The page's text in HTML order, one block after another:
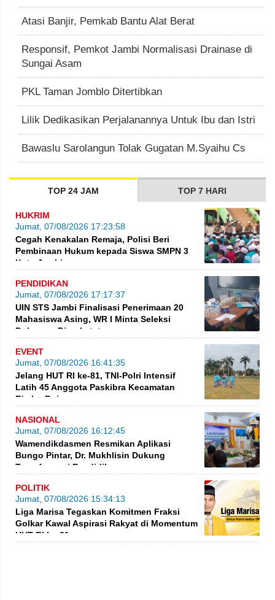
Atasi Banjir, Pemkab Bantu Alat Berat
Responsif, Pemkot Jambi Normalisasi Drainase di
Sungai Asam
PKL Taman Jomblo Ditertibkan
Lilik Dedikasikan Perjalanannya Untuk Ibu dan Istri
Bawaslu Sarolangun Tolak Gugatan M.Syaihu Cs
TOP 24 JAM TOP 7 HARI
HUKRIM
Jumat, 07/08/2026 17:23:58
Cegah Kenakalan Remaja, Polisi Beri
Pembinaan Hukum kepada Siswa SMPN 3
Kota Jambi
PENDIDIKAN
Jumat, 07/08/2026 17:17:37
UIN STS Jambi Finalisasi Penerimaan 20
Mahasiswa Asing, WR I Minta Seleksi
Dokumen Diperketat
EVENT
Jumat, 07/08/2026 16:41:35
Jelang HUT RI ke-81, TNI-Polri Intensif
Latih 45 Anggota Paskibra Kecamatan
Rimbo Bujang
NASIONAL
Jumat, 07/08/2026 16:12:45
Wamendikdasmen Resmikan Aplikasi
Bungo Pintar, Dr. Mukhlisin Dukung
Transformasi Pendidikan
POLITIK
Jumat, 07/08/2026 15:34:13
Liga Marisa Tegaskan Komitmen Fraksi
Golkar Kawal Aspirasi Rakyat di Momentum
HUT RI ke-81